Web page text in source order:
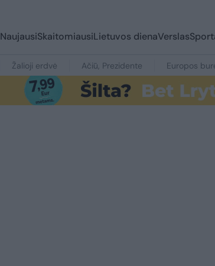
NaujausiSkaitomiausiLietuvos dienaVerslas
Žalioji erdvė Ačiū, Prezidente Europos